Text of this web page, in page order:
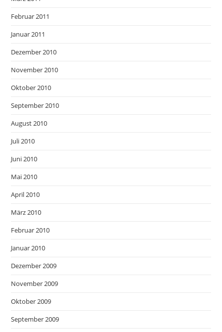
Februar 2011
Januar 2011
Dezember 2010
November 2010
Oktober 2010
September 2010
August 2010
Juli 2010
Juni 2010
Mai 2010
April 2010
März 2010
Februar 2010
Januar 2010
Dezember 2009
November 2009
Oktober 2009
September 2009